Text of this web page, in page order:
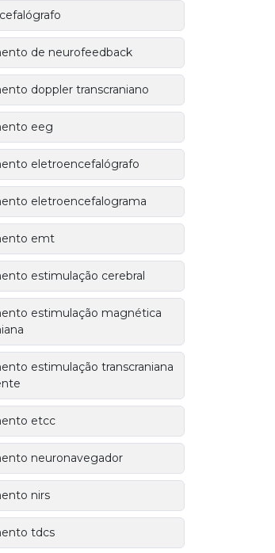
de neurofeedback
doppler transcraniano
eeg
eletroencefalógrafo
eletroencefalograma
emt
estimulação cerebral
estimulação magnética
estimulação transcraniana
etcc
neuronavegador
nirs
tdcs